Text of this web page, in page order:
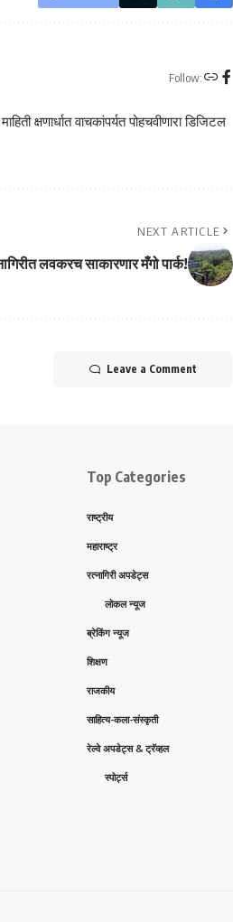
Follow:
क्षणार्धात वाचकांपर्यत पोहचवीणारा डिजिटल
NEXT ARTICLE
लवकरच साकारणार मँगो पार्क!
Leave a Comment
Top Categories
राष्ट्रीय
महाराष्ट्र
रत्नागिरी अपडेट्स
लोकल न्यूज
ब्रेकिंग न्यूज
शिक्षण
राजकीय
साहित्य-कला-संस्कृती
रेल्वे अपडेट्स & ट्रॅव्हल
स्पोर्ट्स